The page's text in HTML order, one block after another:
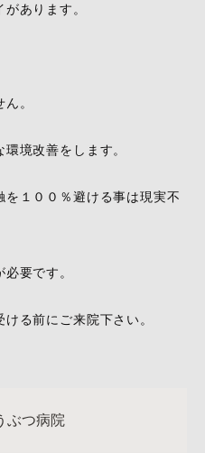
あります。
。
境改善をします。
を１００％避ける事は現実不
要です。
る前にご来院下さい。
ぶつ病院